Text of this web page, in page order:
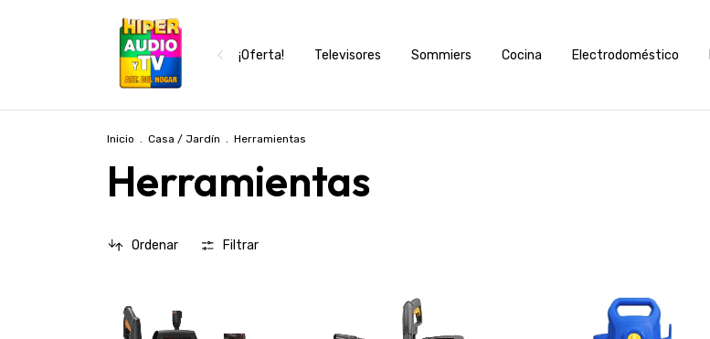
¡Oferta! Televisores Sommiers Cocina Electrodoméstico
Inicio . Casa / Jardín . Herramientas
Herramientas
Ordenar Filtrar